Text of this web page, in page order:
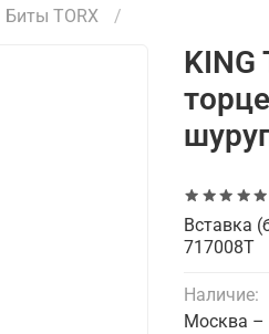
Биты TORX
KING
Наличие:
Москва –
Вставка
717008T